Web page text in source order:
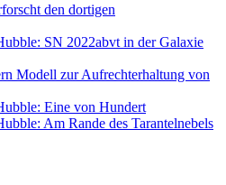
den dortigen
SN 2022abvt in der Galaxie
Modell zur Aufrechterhaltung von
Eine von Hundert
Am Rande des Tarantelnebels